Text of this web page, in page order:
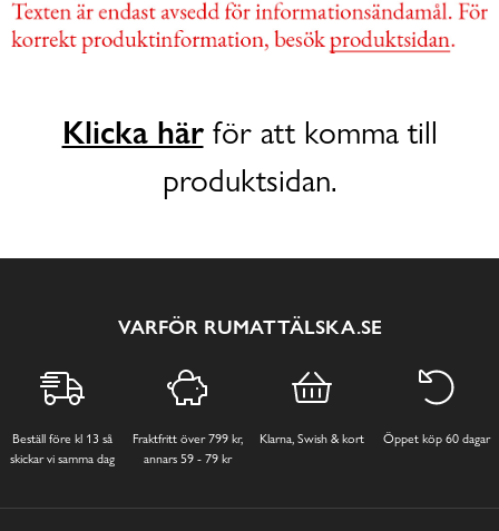
Klicka härför att komma till
produktsidan.
VARFÖR RUMATTÄLSKA.SE
Beställ före kl 13 så
skickar vi samma dag
Fraktfritt över 799 kr,
annars 59 - 79 kr
Klarna, Swish & kort Öppet köp 60 dagar